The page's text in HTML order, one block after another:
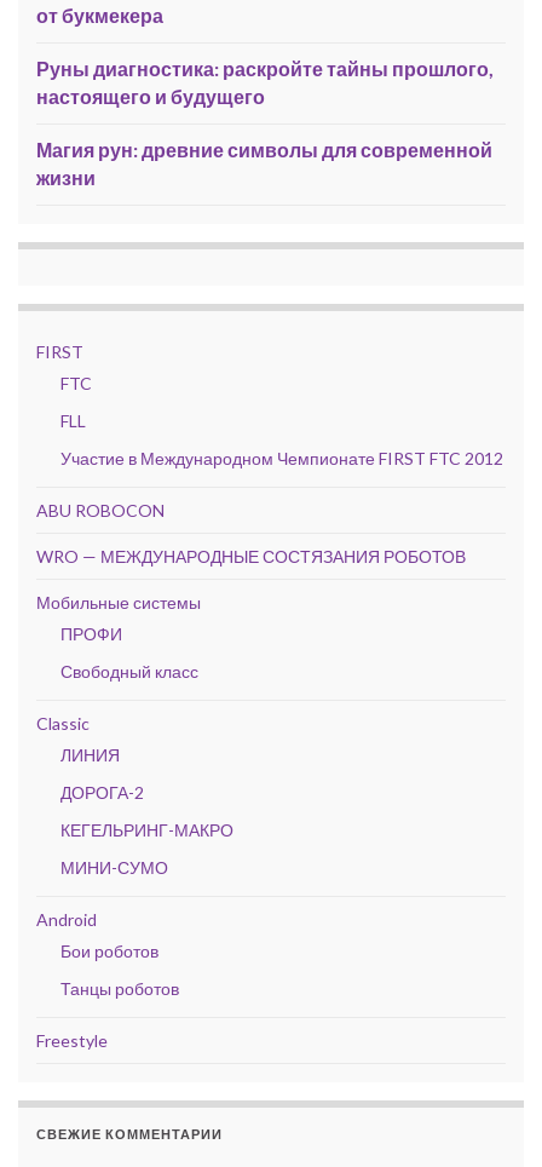
от букмекера
Руны диагностика: раскройте тайны прошлого,
настоящего и будущего
Магия рун: древние символы для современной
жизни
FIRST
FTC
FLL
Участие в Международном Чемпионате FIRST FTC 2012
ABU ROBOCON
WRO — МЕЖДУНАРОДНЫЕ СОСТЯЗАНИЯ РОБОТОВ
Мобильные системы
ПРОФИ
Свободный класс
Classic
ЛИНИЯ
ДОРОГА-2
КЕГЕЛЬРИНГ-МАКРО
МИНИ-СУМО
Android
Бои роботов
Танцы роботов
Freestyle
СВЕЖИЕ КОММЕНТАРИИ